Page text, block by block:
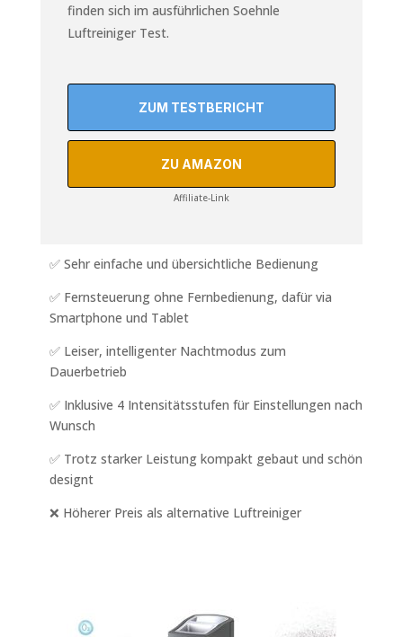
finden sich im ausführlichen Soehnle
Luftreiniger Test.
ZUM TESTBERICHT
ZU AMAZON
Affiliate-Link
✅ Sehr einfache und übersichtliche Bedienung
✅ Fernsteuerung ohne Fernbedienung, dafür via
Smartphone und Tablet
✅ Leiser, intelligenter Nachtmodus zum
Dauerbetrieb
✅ Inklusive 4 Intensitätsstufen für Einstellungen nach
Wunsch
✅ Trotz starker Leistung kompakt gebaut und schön
designt
❌ Höherer Preis als alternative Luftreiniger